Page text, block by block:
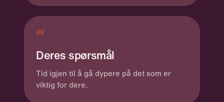
03
Deres spørsmål
Tid igjen til å gå dypere på det som er
viktig for dere.